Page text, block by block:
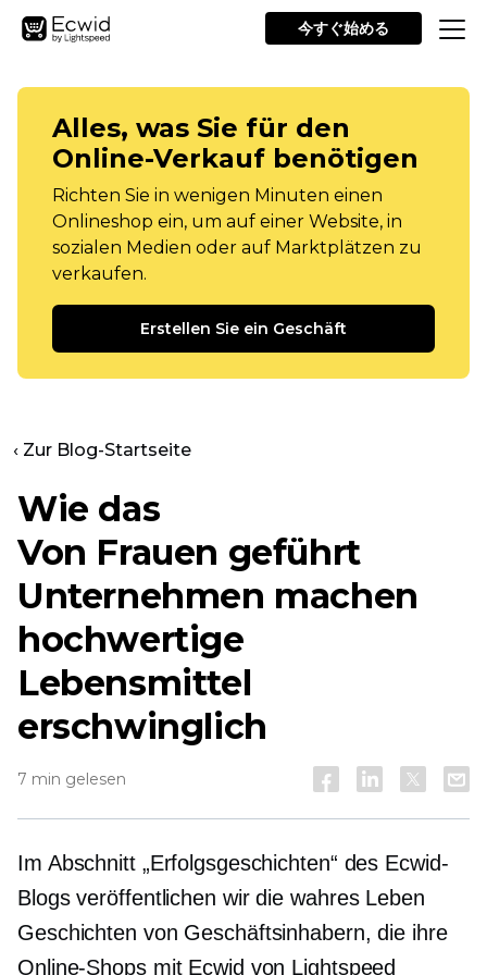
今すぐ始める
Alles, was Sie für den
Online-Verkauf benötigen
Richten Sie in wenigen Minuten einen
Onlineshop ein, um auf einer Website, in
sozialen Medien oder auf Marktplätzen zu
verkaufen.
Erstellen Sie ein Geschäft
‹ Zur Blog-Startseite
Wie das
Von Frauen geführt
Unternehmen machen
hochwertige
Lebensmittel
erschwinglich
7 min gelesen
Im Abschnitt „Erfolgsgeschichten“ des Ecwid-
Blogs veröffentlichen wir die wahres Leben
Geschichten von Geschäftsinhabern, die ihre
Online-Shops mit Ecwid von Lightspeed